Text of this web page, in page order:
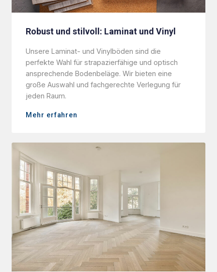
Robust und stilvoll: Laminat und Vinyl
Unsere Laminat- und Vinylböden sind die
perfekte Wahl für strapazierfähige und optisch
ansprechende Bodenbeläge. Wir bieten eine
große Auswahl und fachgerechte Verlegung für
jeden Raum.
Mehr erfahren